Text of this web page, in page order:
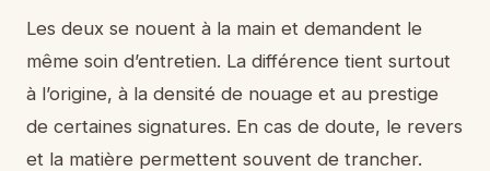
Les deux se nouent à la main et demandent le
même soin d’entretien. La différence tient surtout
à l’origine, à la densité de nouage et au prestige
de certaines signatures. En cas de doute, le revers
et la matière permettent souvent de trancher.